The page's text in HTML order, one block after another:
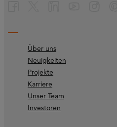
Über uns
Neuigkeiten
Projekte
Karriere
Unser Team
Investoren